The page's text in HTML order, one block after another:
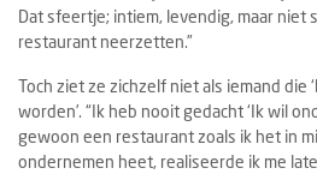
Dat sfeertje; intiem, levendig, maar niet
restaurant neerzetten.”
Toch ziet ze zichzelf niet als iemand die
worden’. “Ik heb nooit gedacht ‘Ik wil
gewoon een restaurant zoals ik het in
ondernemen heet, realiseerde ik me